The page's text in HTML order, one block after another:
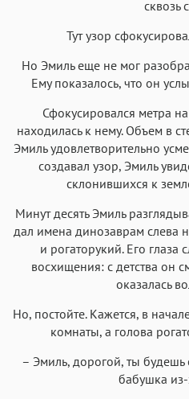
сквозь
Тут узор
Но Эмиль еще не мог
Ему показалось, что он
Сфокусировался метра
находилась к нему. Объем в
Эмиль удовлетворительно
создавал узор, Эмиль
склонившихся к
Минут десять Эмиль
дал имена динозаврам слева
и рогаторукий. Его глаза
восхищения: с детства он
оказалась
Но, постойте. Кажется, в
комнаты, а голова
– Эмиль, дорогой, ты
бабушка